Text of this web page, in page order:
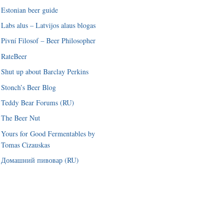
Estonian beer guide
Labs alus – Latvijos alaus blogas
Pivní Filosof – Beer Philosopher
RateBeer
Shut up about Barclay Perkins
Stonch’s Beer Blog
Teddy Bear Forums (RU)
The Beer Nut
Yours for Good Fermentables by
Tomas Cizauskas
Домашний пивовар (RU)